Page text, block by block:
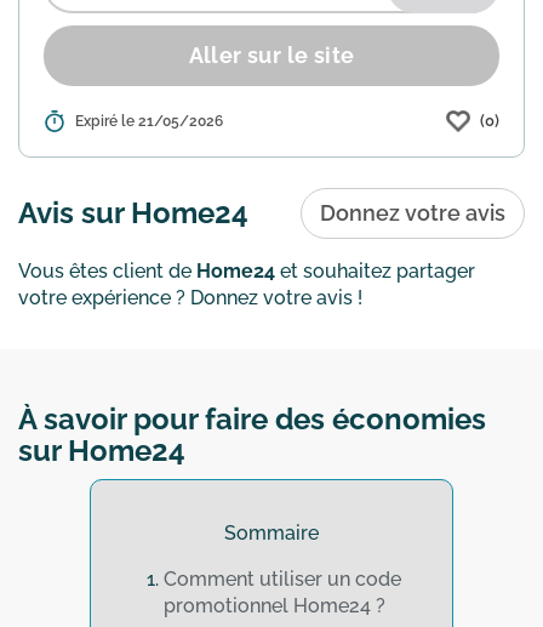
Aller sur le site
Détails : Home24 propose une offre exclusive
FR" lors de votre commande pour en
bénéficier. Vérifie...
En savoir plus
Expiré le 21/05/2026 (0)
Avis sur Home24 Donnez votre avis
Vous êtes client de Home24 et souhaitez partager
votre expérience ? Donnez votre avis !
À savoir pour faire des économies
sur Home24
Sommaire
Comment utiliser un code
promotionnel Home24 ?